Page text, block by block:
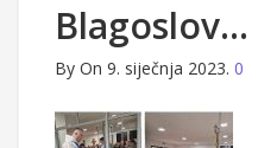
Blagoslov…
By On 9. siječnja 2023. 0